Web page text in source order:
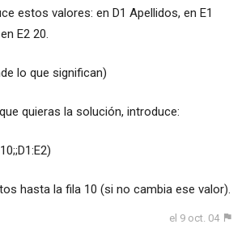
estos valores: en D1 Apellidos, en E1
E2 20.
lo que significan)
quieras la solución, introduce:
hasta la fila 10 (si no cambia ese valor).
el 9 oct. 04